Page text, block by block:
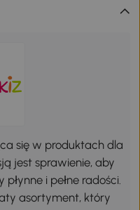
się w produktach dla
jest sprawienie, aby
i pełne radości.
asortyment, który